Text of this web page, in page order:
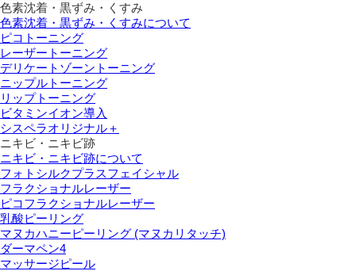
色素沈着・黒ずみ・くすみ
色素沈着・黒ずみ・くすみについて
ピコトーニング
レーザートーニング
デリケートゾーントーニング
ニップルトーニング
リップトーニング
ビタミンイオン導入
シスペラオリジナル＋
ニキビ・ニキビ跡
ニキビ・ニキビ跡について
フォトシルクプラスフェイシャル
フラクショナルレーザー
ピコフラクショナルレーザー
乳酸ピーリング
マヌカハニーピーリング (マヌカリタッチ)
ダーマペン4
マッサージピール